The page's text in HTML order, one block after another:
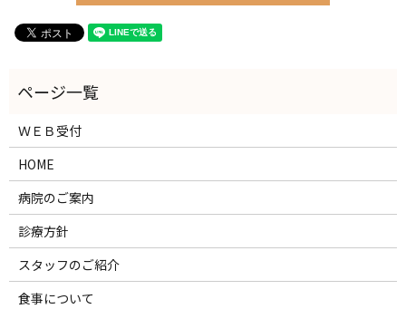
ＷＥＢ受付
HOME
病院のご案内
診療方針
スタッフのご紹介
食事について